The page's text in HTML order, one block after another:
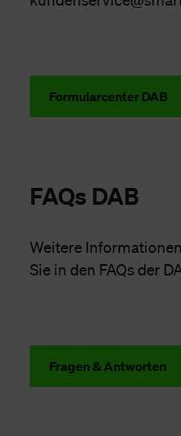
Formularcenter DAB
FAQs DAB
Weitere
Sie in den FAQs der
Fragen & Antworten